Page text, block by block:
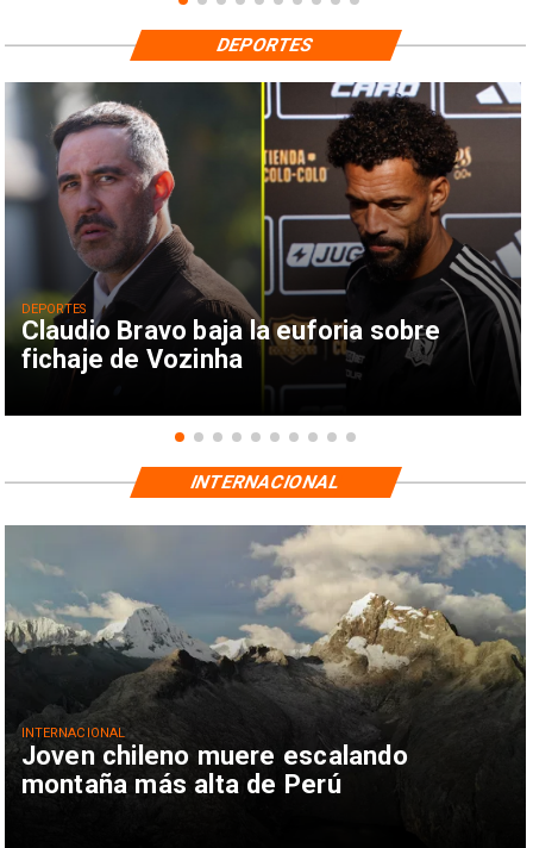
Claudio Bravo baja la euforia sobre
fichaje de Vozinha
DEPORTES
DEPORTES
Joven chileno muere escalando
montaña más alta de Perú
INTERNACIONAL
INTERNACIONAL